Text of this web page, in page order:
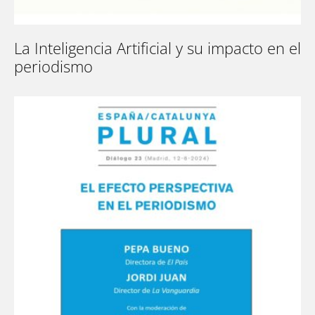
La Inteligencia Artificial y su impacto en el
periodismo